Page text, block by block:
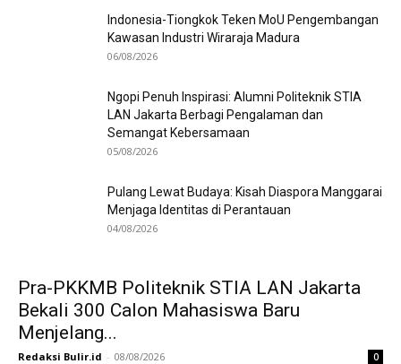
Indonesia-Tiongkok Teken MoU Pengembangan
Kawasan Industri Wiraraja Madura
06/08/2026
Ngopi Penuh Inspirasi: Alumni Politeknik STIA
LAN Jakarta Berbagi Pengalaman dan
Semangat Kebersamaan
05/08/2026
Pulang Lewat Budaya: Kisah Diaspora Manggarai
Menjaga Identitas di Perantauan
04/08/2026
Pra-PKKMB Politeknik STIA LAN Jakarta
Bekali 300 Calon Mahasiswa Baru
Menjelang...
Redaksi Bulir.id - 08/08/2026 0